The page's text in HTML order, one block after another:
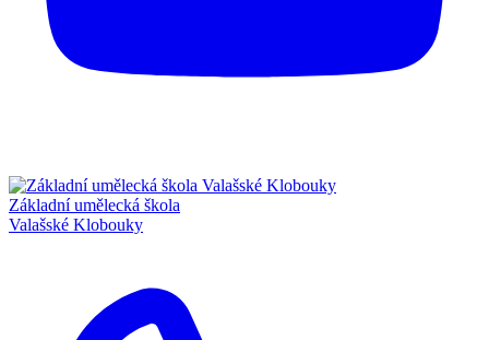
Základní umělecká škola
Valašské Klobouky